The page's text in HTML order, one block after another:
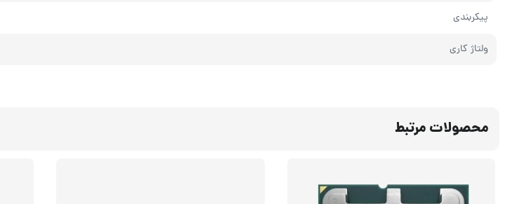
پیکربندی
ولتاژ کاری
محصولات مرتبط